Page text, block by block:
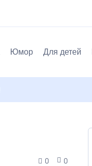
Юмор Для детей
0 0